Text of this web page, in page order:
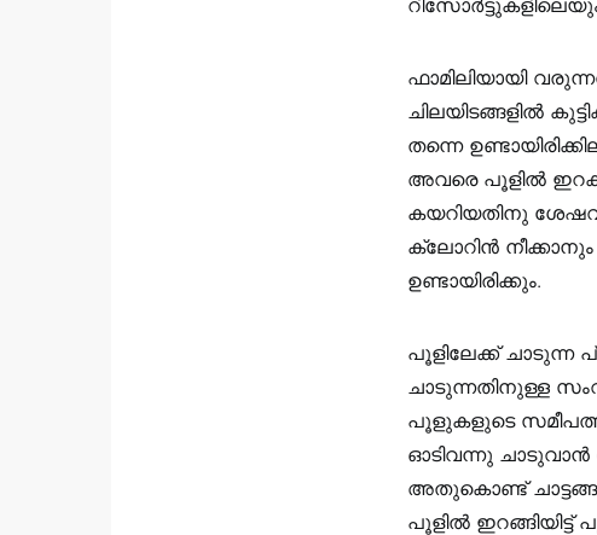
ഫാമിലിയായി
ചിലയിടങ്ങളിൽ
തന്നെ
അവരെ പൂളിൽ
കയറിയതിനു
ക്ലോറിന്‍
ഉണ്ടായിരിക്കും.
പൂളിലേക്ക് ചാടുന്ന
ചാടുന്നതിനുള്ള
പൂളുകളുടെ
ഓടിവന്നു
അതുകൊണ്ട്
പൂളിൽ ഇറങ്ങിയിട്ട്